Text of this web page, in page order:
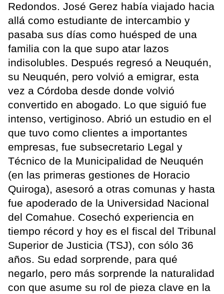
Redondos. José Gerez había viajado hacia
allá como estudiante de intercambio y
pasaba sus días como huésped de una
familia con la que supo atar lazos
indisolubles. Después regresó a Neuquén,
su Neuquén, pero volvió a emigrar, esta
vez a Córdoba desde donde volvió
convertido en abogado. Lo que siguió fue
intenso, vertiginoso. Abrió un estudio en el
que tuvo como clientes a importantes
empresas, fue subsecretario Legal y
Técnico de la Municipalidad de Neuquén
(en las primeras gestiones de Horacio
Quiroga), asesoró a otras comunas y hasta
fue apoderado de la Universidad Nacional
del Comahue. Cosechó experiencia en
tiempo récord y hoy es el fiscal del Tribunal
Superior de Justicia (TSJ), con sólo 36
años. Su edad sorprende, para qué
negarlo, pero más sorprende la naturalidad
con que asume su rol de pieza clave en la